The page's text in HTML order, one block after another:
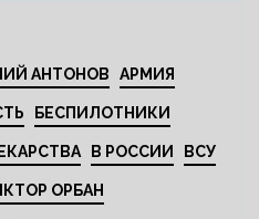
АНТОНОВ АРМИЯ
БЕСПИЛОТНИКИ
В РОССИИ ВСУ
ОРБАН